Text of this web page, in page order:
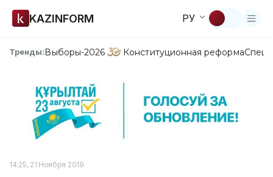
KAZINFORM РУ
Тренды:Выборы-2026 Конституционная реформа
14:25, 21 Ноября 2019